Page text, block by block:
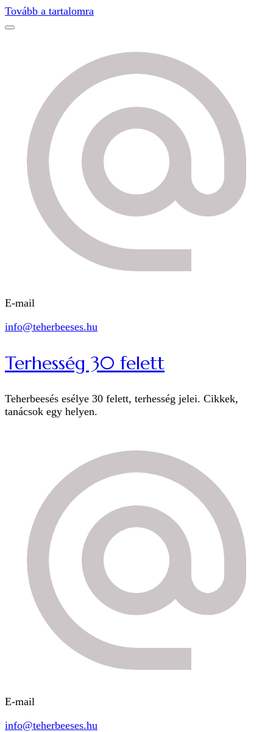
Tovább a tartalomra
E-mail
info@teherbeeses.hu
Terhesség 30 felett
Teherbeesés esélye 30 felett, terhesség jelei. Cikkek,
tanácsok egy helyen.
E-mail
info@teherbeeses.hu